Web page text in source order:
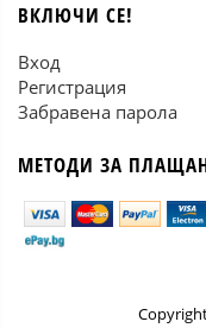
ВКЛЮЧИ СЕ!
Вход
Регистрация
Забравена парола
МЕТОДИ ЗА